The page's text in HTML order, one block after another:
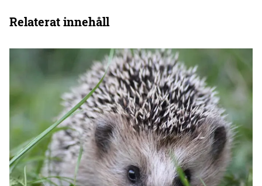
Relaterat innehåll